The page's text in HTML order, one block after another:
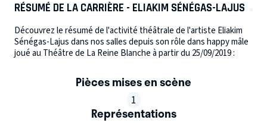
RÉSUMÉ DE LA CARRIÈRE - ELIAKIM SÉNÉGAS-LAJUS
Découvrez le résumé de l'activité théâtrale de l'artiste Eliakim
Sénégas-Lajus dans nos salles depuis son rôle dans happy mâle
joué au Théâtre de La Reine Blanche à partir du 25/09/2019 :
Pièces mises en scène
1
Représentations